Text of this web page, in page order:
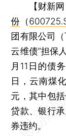
【财新
份 （
团有限公司
云维债”担保
月11日的债
日，云南煤
元，其中包
贷款、银行
券违约。